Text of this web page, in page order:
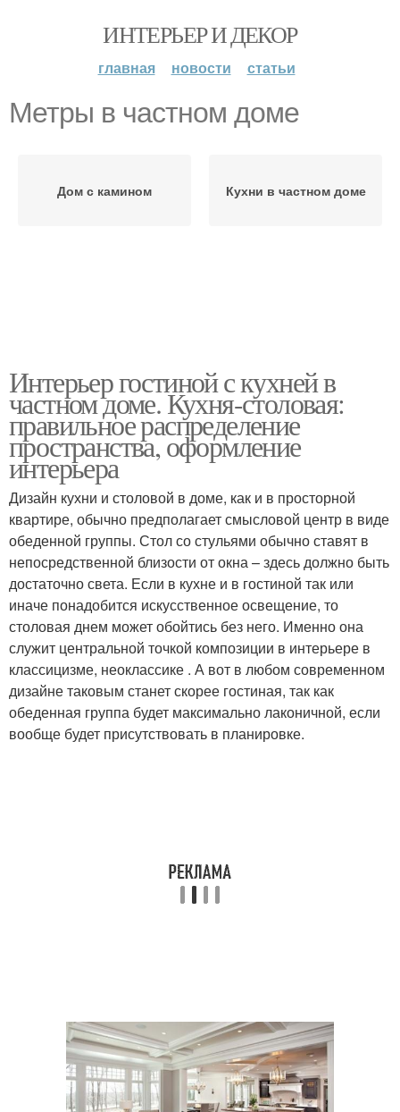
ИНТЕРЬЕР И ДЕКОР
главная новости статьи
Метры в частном доме
Дом с камином Кухни в частном доме
Интерьер гостиной с кухней в
частном доме. Кухня-столовая:
правильное распределение
пространства, оформление
интерьера
Дизайн кухни и столовой в доме, как и в просторной
квартире, обычно предполагает смысловой центр в виде
обеденной группы. Стол со стульями обычно ставят в
непосредственной близости от окна – здесь должно быть
достаточно света. Если в кухне и в гостиной так или
иначе понадобится искусственное освещение, то
столовая днем может обойтись без него. Именно она
служит центральной точкой композиции в интерьере в
классицизме, неоклассике . А вот в любом современном
дизайне таковым станет скорее гостиная, так как
обеденная группа будет максимально лаконичной, если
вообще будет присутствовать в планировке.